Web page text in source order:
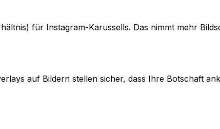
für Instagram-Karussells. Das nimmt mehr
auf Bildern stellen sicher, dass Ihre Botschaft